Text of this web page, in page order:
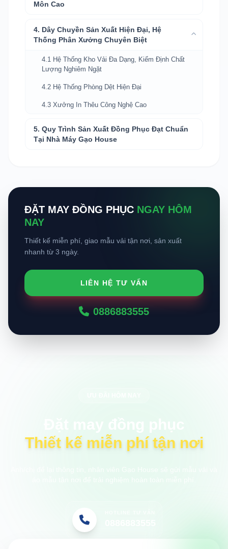
Môn Cao
4. Dây Chuyền Sản Xuất Hiện Đại, Hệ
Thống Phân Xưởng Chuyên Biệt
4.1 Hệ Thống Kho Vải Đa Dạng, Kiểm Định Chất
Lượng Nghiêm Ngặt
4.2 Hệ Thống Phòng Dệt Hiện Đại
4.3 Xưởng In Thêu Công Nghệ Cao
5. Quy Trình Sản Xuất Đồng Phục Đạt Chuẩn
Tại Nhà Máy Gạo House
ĐẶT MAY ĐỒNG PHỤC NGAY HÔM
NAY
Thiết kế miễn phí, giao mẫu vải tận nơi, sản xuất
nhanh từ 3 ngày.
LIÊN HỆ TƯ VẤN
0886883555
Thiết kế miễn phí tận nơi